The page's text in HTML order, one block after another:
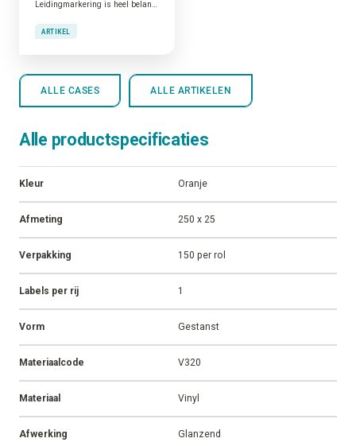
ARTIKEL
ALLE CASES ALLE ARTIKELEN
Alle productspecificaties
Kleur Oranje
Afmeting 250 x 25
Verpakking 150 per rol
Labels per rij 1
Vorm Gestanst
Materiaalcode V320
Materiaal Vinyl
Afwerking Glanzend